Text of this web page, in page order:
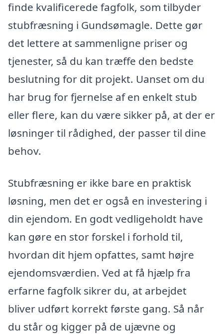
finde kvalificerede fagfolk, som tilbyder
stubfræsning i Gundsømagle. Dette gør
det lettere at sammenligne priser og
tjenester, så du kan træffe den bedste
beslutning for dit projekt. Uanset om du
har brug for fjernelse af en enkelt stub
eller flere, kan du være sikker på, at der er
løsninger til rådighed, der passer til dine
behov.
Stubfræsning er ikke bare en praktisk
løsning, men det er også en investering i
din ejendom. En godt vedligeholdt have
kan gøre en stor forskel i forhold til,
hvordan dit hjem opfattes, samt højre
ejendomsværdien. Ved at få hjælp fra
erfarne fagfolk sikrer du, at arbejdet
bliver udført korrekt første gang. Så når
du står og kigger på de ujævne og